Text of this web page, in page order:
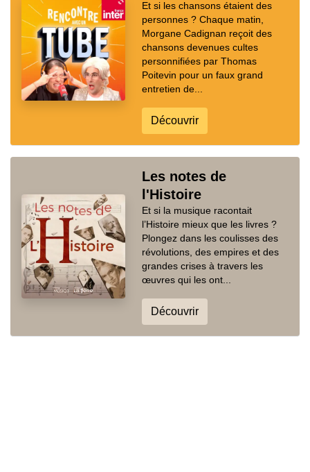
Et si les chansons étaient des
personnes ? Chaque matin,
Morgane Cadignan reçoit des
chansons devenues cultes
personnifiées par Thomas
Poitevin pour un faux grand
entretien de...
Découvrir
Les notes de
l'Histoire
Et si la musique racontait
l’Histoire mieux que les livres ?
Plongez dans les coulisses des
révolutions, des empires et des
grandes crises à travers les
œuvres qui les ont...
Découvrir